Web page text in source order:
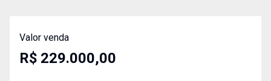
Valor venda
R$ 229.000,00